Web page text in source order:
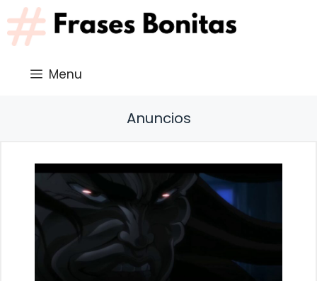
Saltar
al
contenido
Menu
Anuncios